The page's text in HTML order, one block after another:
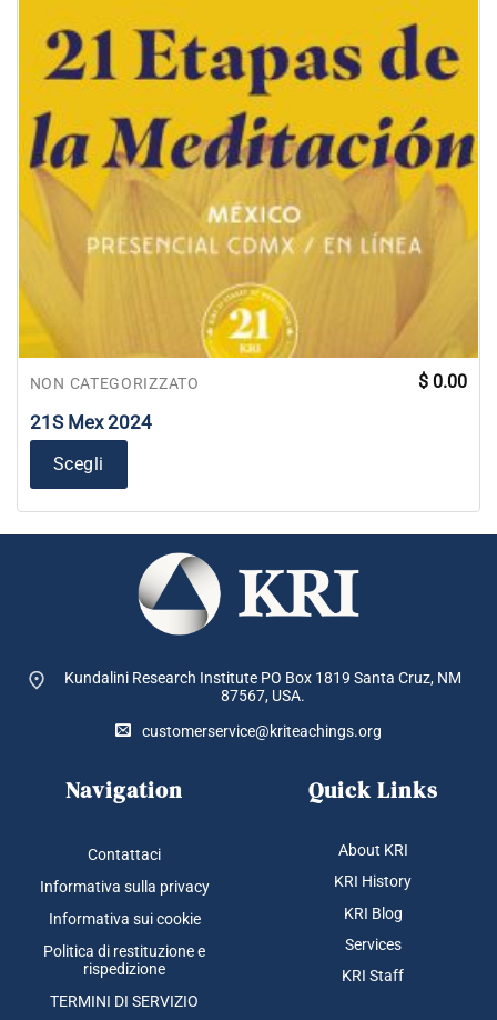
NON CATEGORIZZATO
21S Mex 2024
$ 0.00
Scegli
Kundalini Research Institute PO Box 1819 Santa Cruz, NM
87567, USA.
customerservice@kriteachings.org
Navigation
Contattaci
Informativa sulla privacy
Informativa sui cookie
Politica di restituzione e
rispedizione
TERMINI DI SERVIZIO
Quick Links
About KRI
KRI History
KRI Blog
Services
KRI Staff